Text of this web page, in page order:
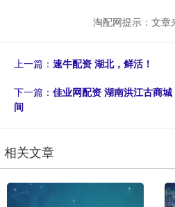
淘配网提示：文章
上一篇： 速牛配资 湖北，鲜活！
下一篇： 佳业网配资 湖南洪江古商
间
相关文章